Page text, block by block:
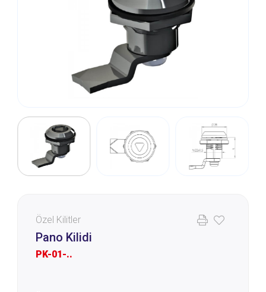
Özel Kilitler
Pano Kilidi
PK-01-..